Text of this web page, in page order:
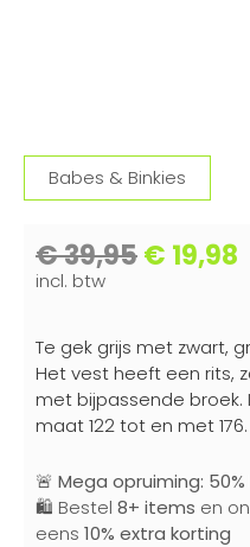
Babes & Binkies
€39,95€ 19,98
incl. btw
Te gek grijs met zwart,
Het vest heeft een rits,
met bijpassende broek.
maat 122 tot en met 176.
🚨 Mega opruiming:
🛍️ Bestel 8+ items en
eens 10% extra korting